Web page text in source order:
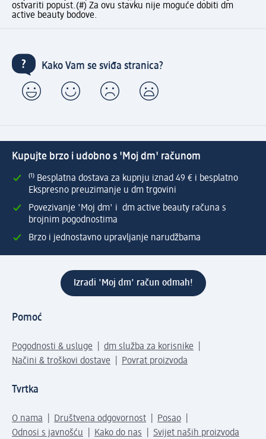
ostvariti popust.(#) Za ovu stavku nije moguće dobiti dm
active beauty bodove.
Kako Vam se sviđa stranica?
Kupujte brzo i udobno s 'Moj dm' računom
⁽¹⁾ Besplatna dostava za kupnju iznad 49 € i besplatno
Ekspresno preuzimanje u dm trgovini
Povezivanje 'Moj dm' i dm active beauty računa s
brojnim pogodnostima
Brzo i jednostavno upravljanje narudžbama
Izradi 'Moj dm' račun odmah!
Pomoć
Pogodnosti & usluge
dm služba za korisnike
Načini & troškovi dostave
Povrat proizvoda
Tvrtka
O nama Društvena odgovornost
Posao
Odnosi s javnošću
Kako do nas Svijet naših proizvoda